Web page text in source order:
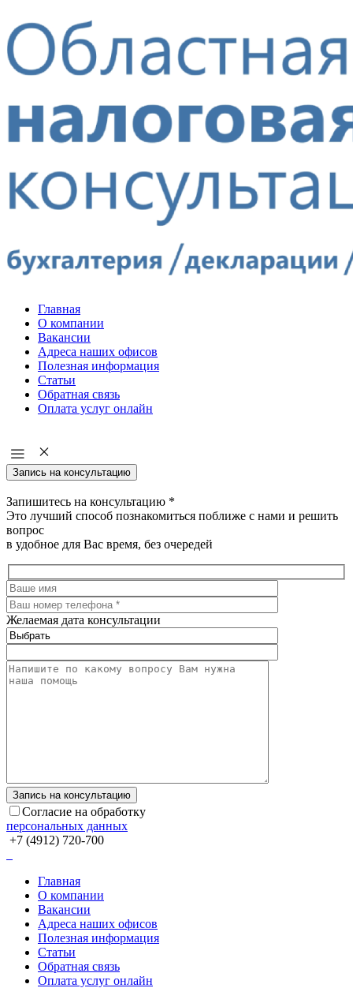
Главная
О компании
Вакансии
Адреса наших офисов
Полезная информация
Статьи
Обратная связь
Оплата услуг онлайн
Запись на консультацию
Запишитесь на консультацию *
Это лучший способ познакомиться поближе с нами и решить
вопрос
в удобное для Вас время, без очередей
Желаемая дата консультации
Согласие на обработку
персональных данных
+7 (4912) 720-700
Главная
О компании
Вакансии
Адреса наших офисов
Полезная информация
Статьи
Обратная связь
Оплата услуг онлайн